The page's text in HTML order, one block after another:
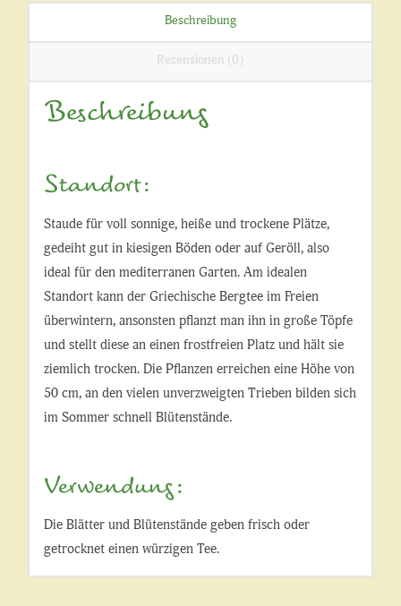
Beschreibung
Rezensionen (0)
Beschreibung
Standort:
Staude für voll sonnige, heiße und trockene Plätze,
gedeiht gut in kiesigen Böden oder auf Geröll, also
ideal für den mediterranen Garten. Am idealen
Standort kann der Griechische Bergtee im Freien
überwintern, ansonsten pflanzt man ihn in große Töpfe
und stellt diese an einen frostfreien Platz und hält sie
ziemlich trocken. Die Pflanzen erreichen eine Höhe von
50 cm, an den vielen unverzweigten Trieben bilden sich
im Sommer schnell Blütenstände.
Verwendung:
Die Blätter und Blütenstände geben frisch oder
getrocknet einen würzigen Tee.